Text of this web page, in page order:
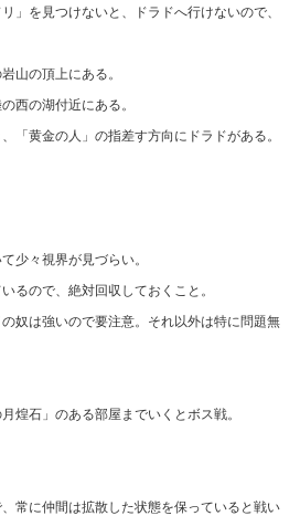
」を見つけないと、ドラドへ行けないので、
山の頂上にある。
西の湖付近にある。
「黄金の人」の指差す方向にドラドがある。
少々視界が見づらい。
るので、絶対回収しておくこと。
奴は強いので要注意。それ以外は特に問題無
煌石」のある部屋までいくとボス戦。
常に仲間は拡散した状態を保っていると戦い